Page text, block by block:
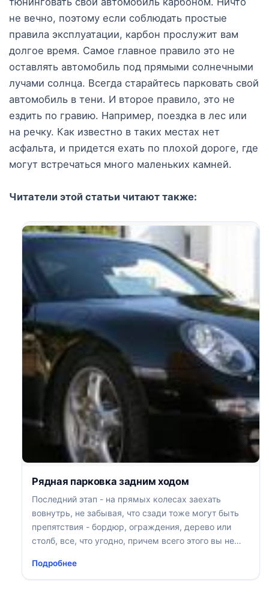
не вечно, поэтому если соблюдать простые
правила эксплуатации, карбон прослужит вам
долгое время. Самое главное правило это не
оставлять автомобиль под прямыми солнечными
лучами солнца. Всегда старайтесь парковать свой
автомобиль в тени. И второе правило, это не
ездить по гравию. Например, поездка в лес или
на речку. Как известно в таких местах нет
асфальта, и придется ехать по плохой дороге, где
могут встречаться много маленьких камней.
Читатели этой статьи читают также:
Рядная парковка задним ходом
Последний этап - на прямых колесах заехать
вовнутрь, не забывая, что сзади тоже могут быть
препятствия - бордюр, ограждения, дерево или
столб, все, что угодно, причем всего этого вы не
Подробнее